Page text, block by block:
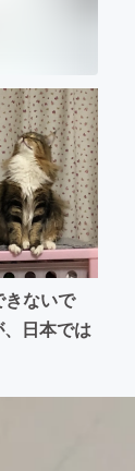
ないで
日本では